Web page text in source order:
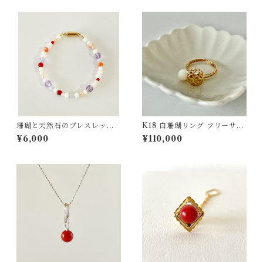
珊瑚と天然石のブレスレッ
ト tsー19
¥6,000
K18 白珊瑚リング フリーサイ
ズ jr-05
¥110,000